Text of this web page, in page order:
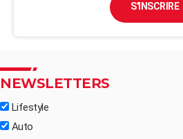
S'INSCRIRE
NEWSLETTERS
Lifestyle
Auto